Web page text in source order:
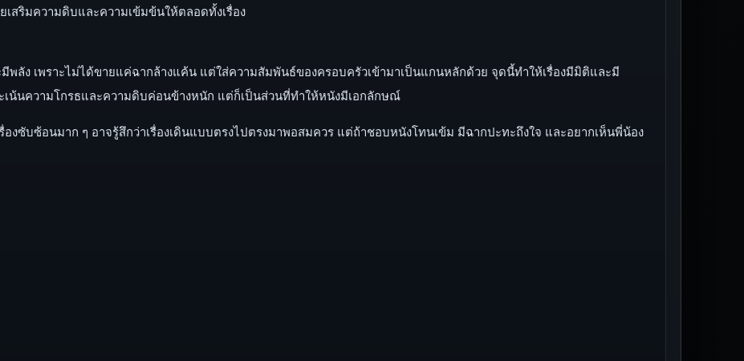
สริมความดิบและความเข้มข้นให้ตลอดทั้งเรื่อง
ลัง เพราะไม่ได้ขายแค่ฉากล้างแค้น แต่ใส่ความสัมพันธ์ของครอบครัวเข้ามาเป็นแกนหลักด้วย จุดนี้ทำให้เรื่องมีมิติและมี
น้นความโกรธและความดิบค่อนข้างหนัก แต่ก็เป็นส่วนที่ทำให้หนังมีเอกลักษณ์
องซับซ้อนมาก ๆ อาจรู้สึกว่าเรื่องเดินแบบตรงไปตรงมาพอสมควร แต่ถ้าชอบหนังโทนเข้ม มีฉากปะทะถึงใจ และอยากเห็นพี่น้อง